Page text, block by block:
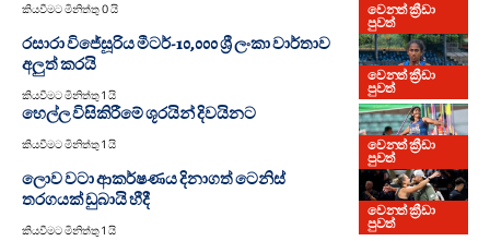
වෙනත් ක්‍රීඩා
පුවත්
කියවීමට මිනිත්තු 0 යි
වෙනත් ක්‍රීඩා
පුවත්
රසාරා විජේසූරිය මීටර්-10,000 ශ්‍රී ලංකා වාර්තාව
අලුත් කරයි
කියවීමට මිනිත්තු 1 යි
වෙනත් ක්‍රීඩා
පුවත්
හෙල්ල විසිකිරීමේ ශූරයින් දිවයිනට
කියවීමට මිනිත්තු 1 යි
වෙනත් ක්‍රීඩා
පුවත්
ලොව වටා ආකර්ෂණය දිනාගත් ටෙනිස්
තරගයක් ඩුබායි හීදී
කියවීමට මිනිත්තු 1 යි